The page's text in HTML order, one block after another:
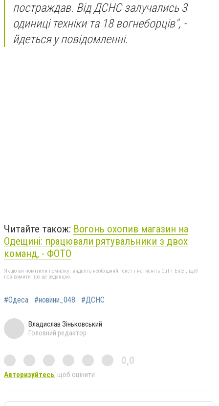
постраждав. Від ДСНС залучались 3
одиниці техніки та 18 вогнеборців", -
йдеться у повідомленні.
Читайте також: Вогонь охопив магазин на
Одещині: працювали рятувальники з двох
команд, - ФОТО
Якщо ви помітили помилку, виділіть необхідний текст і натисніть Ctrl + Enter, щоб
повідомити про це редакцію
#Одеса #новини_048 #ДСНС
Владислав Зіньковський
Головний редактор
0,0
Авторизуйтесь, щоб оцінити